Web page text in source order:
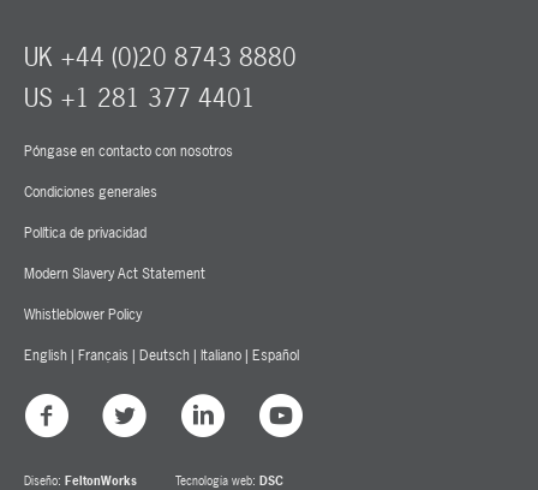
Póngase en contacto con nosotros
Condiciones generales
Política de privacidad
Modern Slavery Act Statement
Whistleblower Policy
English | Français | Deutsch | Italiano | Español
UK +44 (0)20 8743 8880
US +1 281 377 4401
Diseño: FeltonWorks Tecnología web: DSC